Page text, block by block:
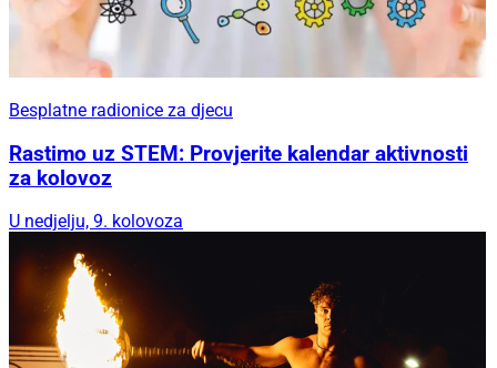
Besplatne radionice za djecu
Rastimo uz STEM: Provjerite kalendar aktivnosti
za kolovoz
U nedjelju, 9. kolovoza